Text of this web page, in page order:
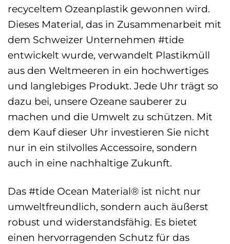
recyceltem Ozeanplastik gewonnen wird.
Dieses Material, das in Zusammenarbeit mit
dem Schweizer Unternehmen #tide
entwickelt wurde, verwandelt Plastikmüll
aus den Weltmeeren in ein hochwertiges
und langlebiges Produkt. Jede Uhr trägt so
dazu bei, unsere Ozeane sauberer zu
machen und die Umwelt zu schützen. Mit
dem Kauf dieser Uhr investieren Sie nicht
nur in ein stilvolles Accessoire, sondern
auch in eine nachhaltige Zukunft.
Das #tide Ocean Material® ist nicht nur
umweltfreundlich, sondern auch äußerst
robust und widerstandsfähig. Es bietet
einen hervorragenden Schutz für das